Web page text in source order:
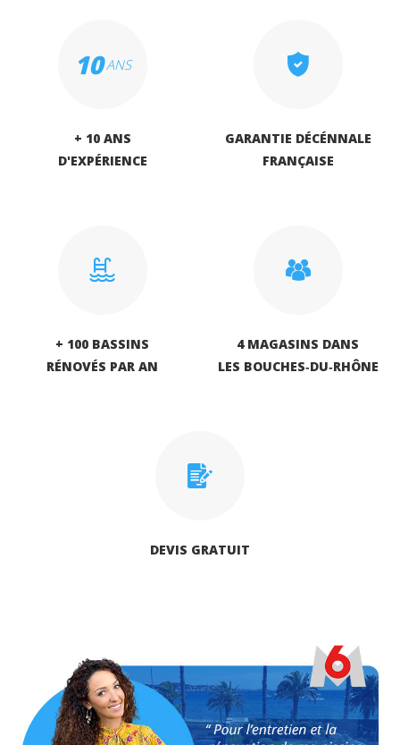
10 ANS
+ 10 ANS
D'EXPÉRIENCE
GARANTIE DÉCÉNNALE
FRANÇAISE
+ 100 BASSINS
RÉNOVÉS PAR AN
4 MAGASINS DANS
LES BOUCHES‑DU‑RHÔNE
DEVIS GRATUIT